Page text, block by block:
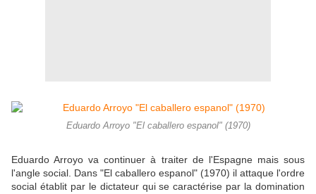
Eduardo Arroyo "El caballero espanol" (1970)
Eduardo Arroyo va continuer à traiter de l'Espagne mais sous
l'angle social. Dans "El caballero espanol" (1970) il attaque l'ordre
social établit par le dictateur qui se caractérise par la domination